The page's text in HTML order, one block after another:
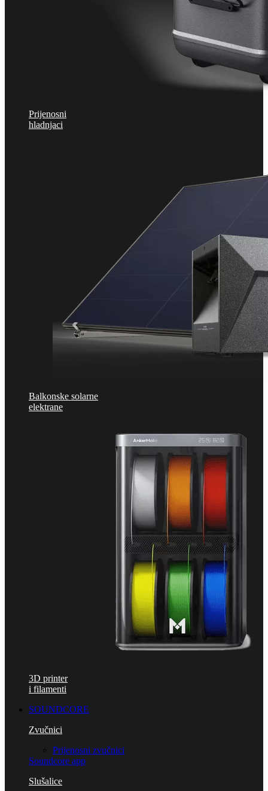
Prijenosni
hladnjaci
Balkonske solarne
elektrane
3D printer
i filamenti
SOUNDCORE
Zvučnici
Prijenosni zvučnici
Soundcore app
Slušalice